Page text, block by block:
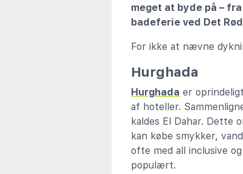
meget at byde på –
badeferie ved Det
For ikke at nævne
Hurghada
Hurghada er
af hoteller.
kaldes El Dahar. Dette
kan købe smykker,
ofte med all inclusive
populært.